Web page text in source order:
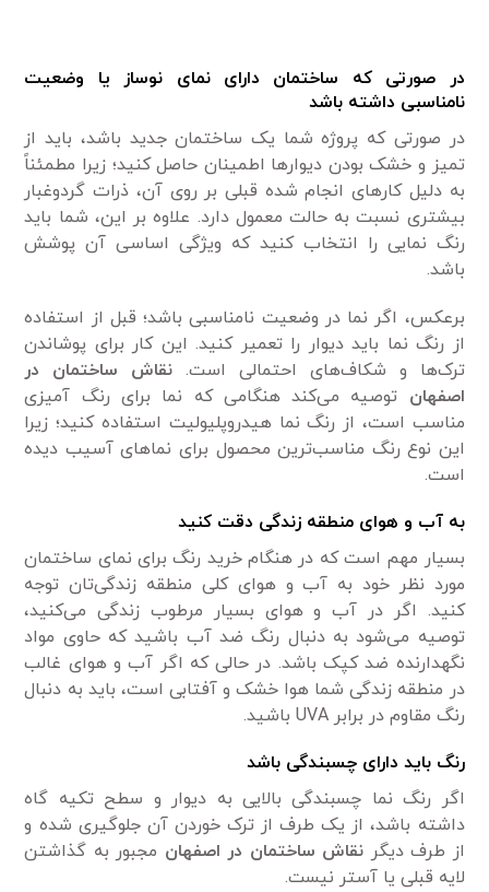
در صورتی که ساختمان دارای نمای نوساز یا وضعیت
نامناسبی داشته باشد
در صورتی که پروژه شما یک ساختمان جدید باشد، باید از
تمیز و خشک بودن دیوارها اطمینان حاصل کنید؛ زیرا مطمئناً
به دلیل کارهای انجام شده قبلی بر روی آن، ذرات گردوغبار
بیشتری نسبت به حالت معمول دارد. علاوه بر این، شما باید
رنگ نمایی را انتخاب کنید که ویژگی اساسی آن پوشش
باشد.
برعکس، اگر نما در وضعیت نامناسبی باشد؛ قبل از استفاده
از رنگ نما باید دیوار را تعمیر کنید. این کار برای پوشاندن
ترک‌ها و شکاف‌های احتمالی است. نقاش ساختمان در
اصفهان توصیه می‌کند هنگامی که نما برای رنگ آمیزی
مناسب است، از رنگ نما هیدروپلیولیت استفاده کنید؛ زیرا
این نوع رنگ مناسب‌ترین محصول برای نماهای آسیب دیده
است.
به آب و هوای منطقه زندگی دقت کنید
بسیار مهم است که در هنگام خرید رنگ برای نمای ساختمان
مورد نظر خود به آب و هوای کلی منطقه زندگی‌تان توجه
کنید. اگر در آب و هوای بسیار مرطوب زندگی می‌کنید،
توصیه می‌شود به دنبال رنگ ضد آب باشید که حاوی مواد
نگهدارنده ضد کپک باشد. در حالی که اگر آب و هوای غالب
در منطقه زندگی شما هوا خشک و آفتابی است، باید به دنبال
رنگ مقاوم در برابر UVA باشید.
رنگ باید دارای چسبندگی باشد
اگر رنگ نما چسبندگی بالایی به دیوار و سطح تکیه گاه
داشته باشد، از یک طرف از ترک خوردن آن جلوگیری شده و
از طرف دیگر نقاش ساختمان در اصفهان مجبور به گذاشتن
لایه قبلی یا آستر نیست.